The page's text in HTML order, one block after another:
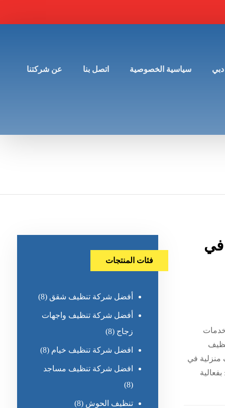
سياسية الخصوصية اتصل بنا عن شركتنا
في
خدمات
منزلية في
فئات المنتجات
أفضل شركة تنظيف شقق (8)
أفضل شركة تنظيف واجهات
زجاج (8)
افضل شركة تنظيف خيام (8)
افضل شركة تنظيف مساجد
(8)
تنظيف الحوش (8)